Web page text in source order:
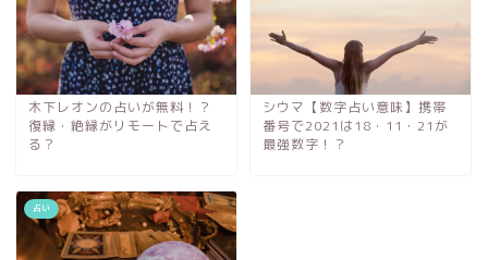
木下レオンの占いが無料！？
復縁・絶縁がリモートで占え
る？
シウマ【数字占い意味】携帯
番号で2021は18・11・21が
最強数字！？
占い